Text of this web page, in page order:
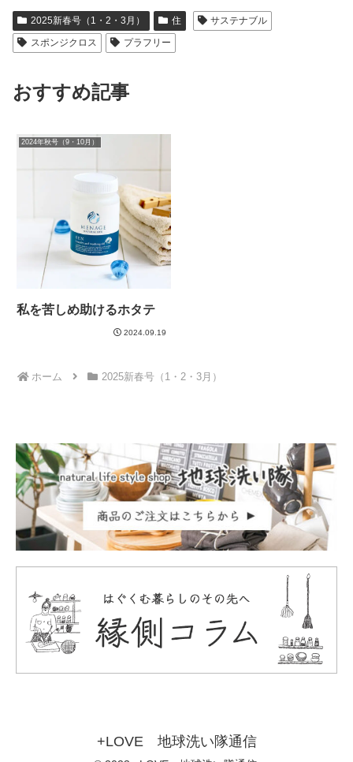
2025新春号（1・2・3月） 住
サステナブル
スポンジクロス
プラフリー
おすすめ記事
2024年秋号（9・10月）
私を苦しめ助けるホタテ
2024.09.19
ホーム 2025新春号（1・2・3月）
+LOVE 地球洗い隊通信